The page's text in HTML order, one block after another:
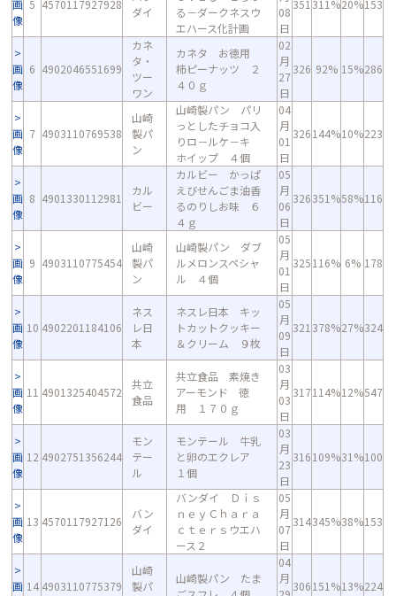
画
像
5 4570117927928
ダイ
る－ダークネスウ
エハース化計画
08
日
351 311%20%153
画
像
6 4902046551699
カネ
タ・
ツー
ワン
カネタ お徳用
柿ピーナッツ ２
４０ｇ
02
月
27
日
326 92% 15%286
画
像
7 4903110769538
山崎
製パ
ン
山崎製パン パリ
っとしたチョコ入
りロ－ルケ－キ
ホイップ ４個
04
月
01
日
326144%10%223
画
像
8 4901330112981
カル
ビー
カルビー かっぱ
えびせんごま油香
るのりしお味 ６
４ｇ
05
月
06
日
326351%58%116
画
像
9 4903110775454
山崎
製パ
ン
山崎製パン ダブ
ルメロンスペシャ
ル ４個
05
月
01
日
325116% 6% 178
画
像
10 4902201184106
ネス
レ日
本
ネスレ日本 キッ
トカットクッキー
＆クリーム ９枚
05
月
09
日
321 378%27%324
画
像
11 4901325404572
共立
食品
共立食品 素焼き
アーモンド 徳
用 １７０ｇ
03
月
03
日
317114%12%547
画
像
12 4902751356244
モン
テー
ル
モンテール 牛乳
と卵のエクレア
１個
03
月
23
日
316109%31%100
画
像
13 4570117927126
バン
ダイ
バンダイ Ｄｉｓ
ｎｅｙＣｈａｒａ
ｃｔｅｒｓウエハ
ース２
05
月
07
日
314345%38%153
画 14 4903110775379
山崎
製パ
山崎製パン たま
04
月
306151%13%224